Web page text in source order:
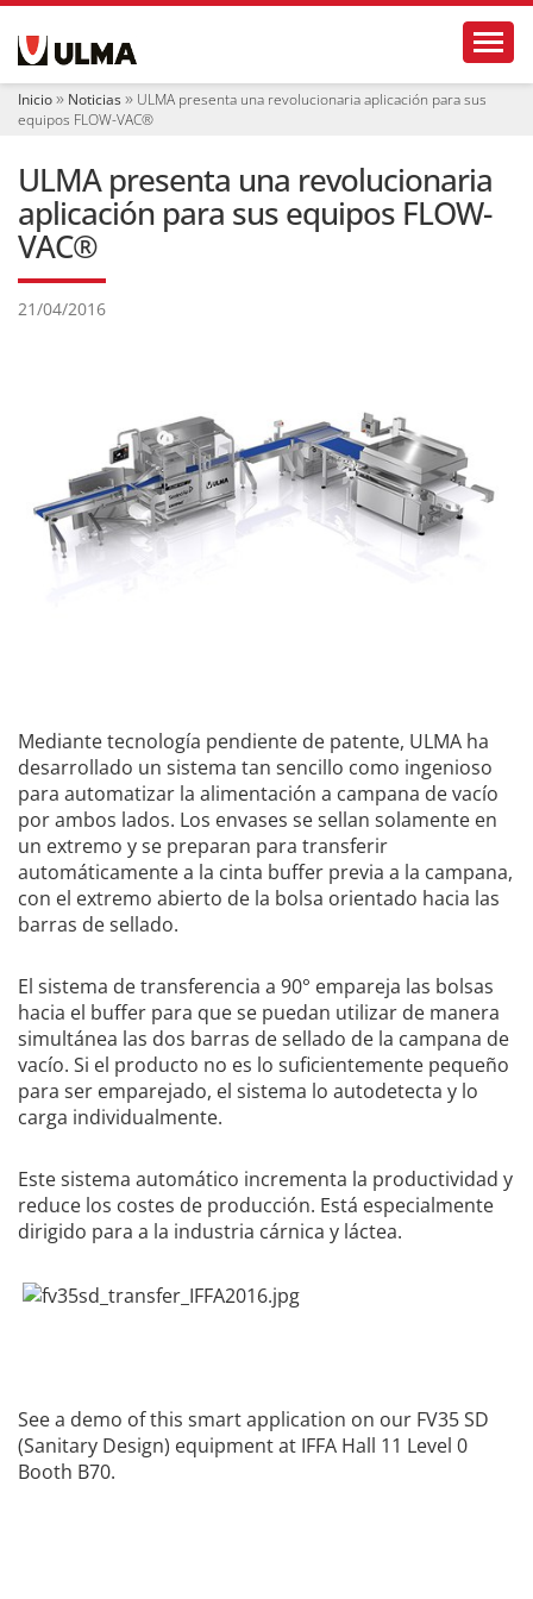
e Inicio Noticias
ULMA presenta una revolucionaria aplicación para sus
equipos FLOW-VAC®
ULMA presenta una revolucionaria
aplicación para sus equipos FLOW-
VAC®
21/04/2016
Mediante tecnología pendiente de patente, ULMA ha
desarrollado un sistema tan sencillo como ingenioso
para automatizar la alimentación a campana de vacío
por ambos lados. Los envases se sellan solamente en
un extremo y se preparan para transferir
automáticamente a la cinta buffer previa a la campana,
con el extremo abierto de la bolsa orientado hacia las
barras de sellado.
El sistema de transferencia a 90° empareja las bolsas
hacia el buffer para que se puedan utilizar de manera
simultánea las dos barras de sellado de la campana de
vacío. Si el producto no es lo suficientemente pequeño
para ser emparejado, el sistema lo autodetecta y lo
carga individualmente.
Este sistema automático incrementa la productividad y
reduce los costes de producción. Está especialmente
dirigido para a la industria cárnica y láctea.
See a demo of this smart application on our FV35 SD
(Sanitary Design) equipment at IFFA Hall 11 Level 0
Booth B70.